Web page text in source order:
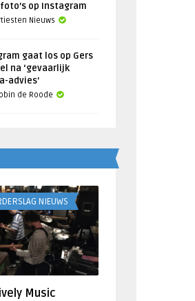
op Instagram
Nieuws
gaat los op Gers
na ‘gevaarlijk
advies’
de Roode
NIEUWS
Music